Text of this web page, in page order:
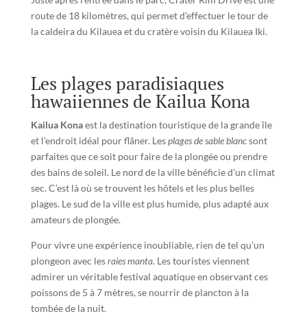
route de 18 kilomètres, qui permet d’effectuer le tour de
la caldeira du Kilauea et du cratère voisin du Kilauea Iki.
Les plages paradisiaques
hawaiiennes de Kailua Kona
Kailua Konaest la destination touristique de la grande île
et l’endroit idéal pour flâner. Lesplages de sable blancsont
parfaites que ce soit pour faire de la plongée ou prendre
des bains de soleil. Le nord de la ville bénéficie d’un climat
sec. C’est là où se trouvent les hôtels et les plus belles
plages. Le sud de la ville est plus humide, plus adapté aux
amateurs de plongée.
Pour vivre une expérience inoubliable, rien de tel qu’un
plongeon avec lesraies manta. Les touristes viennent
admirer un véritable festival aquatique en observant ces
poissons de 5 à 7 mètres, se nourrir de plancton à la
tombée de la nuit.